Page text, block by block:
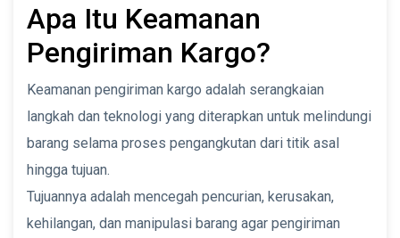
Apa Itu Keamanan
Pengiriman Kargo?
Keamanan pengiriman kargo adalah serangkaian
langkah dan teknologi yang diterapkan untuk melindungi
barang selama proses pengangkutan dari titik asal
hingga tujuan.
Tujuannya adalah mencegah pencurian, kerusakan,
kehilangan, dan manipulasi barang agar pengiriman